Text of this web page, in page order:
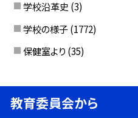
学校沿革史 (3)
学校の様子 (1772)
保健室より (35)
教育委員会から